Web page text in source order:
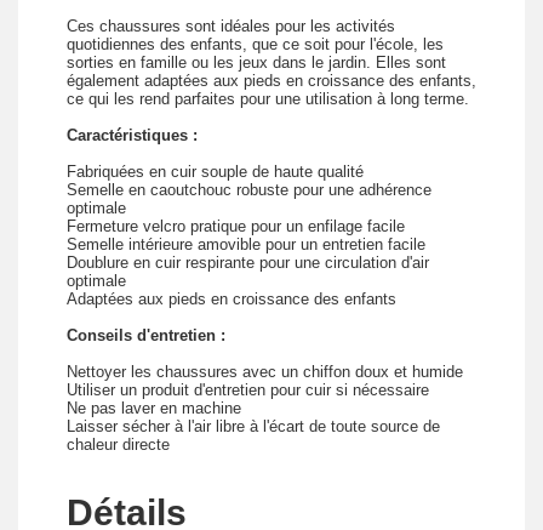
Ces chaussures sont idéales pour les activités
quotidiennes des enfants, que ce soit pour l'école, les
sorties en famille ou les jeux dans le jardin. Elles sont
également adaptées aux pieds en croissance des enfants,
ce qui les rend parfaites pour une utilisation à long terme.
Caractéristiques :
Fabriquées en cuir souple de haute qualité
Semelle en caoutchouc robuste pour une adhérence
optimale
Fermeture velcro pratique pour un enfilage facile
Semelle intérieure amovible pour un entretien facile
Doublure en cuir respirante pour une circulation d'air
optimale
Adaptées aux pieds en croissance des enfants
Conseils d'entretien :
Nettoyer les chaussures avec un chiffon doux et humide
Utiliser un produit d'entretien pour cuir si nécessaire
Ne pas laver en machine
Laisser sécher à l'air libre à l'écart de toute source de
chaleur directe
Détails